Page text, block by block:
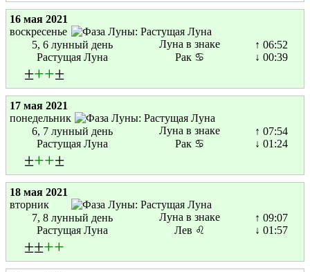
16 мая 2021
воскресенье
5, 6 лунный день
Растущая Луна
Луна в знаке
Рак ♋
↑ 06:52
↓ 00:39
±++±
17 мая 2021
понедельник
6, 7 лунный день
Растущая Луна
Луна в знаке
Рак ♋
↑ 07:54
↓ 01:24
±++±
18 мая 2021
вторник
7, 8 лунный день
Растущая Луна
Луна в знаке
Лев ♌
↑ 09:07
↓ 01:57
±±++